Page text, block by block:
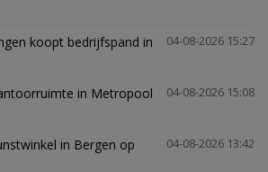
04-08-2026 15:27
koopt bedrijfspand in
04-08-2026 15:08
in Metropool
04-08-2026 13:42
in Bergen op